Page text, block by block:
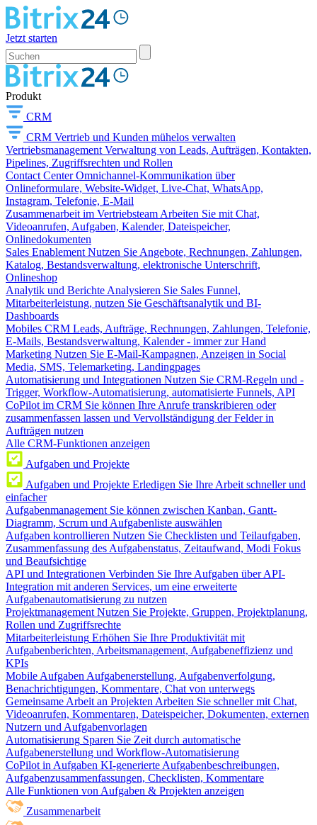
Jetzt starten
Produkt
CRM
CRM Vertrieb und Kunden mühelos verwalten
Vertriebsmanagement Verwaltung von Leads, Aufträgen, Kontakten,
Pipelines, Zugriffsrechten und Rollen
Contact Center Omnichannel-Kommunikation über
Onlineformulare, Website-Widget, Live-Chat, WhatsApp,
Instagram, Telefonie, E-Mail
Zusammenarbeit im Vertriebsteam Arbeiten Sie mit Chat,
Videoanrufen, Aufgaben, Kalender, Dateispeicher,
Onlinedokumenten
Sales Enablement Nutzen Sie Angebote, Rechnungen, Zahlungen,
Katalog, Bestandsverwaltung, elektronische Unterschrift,
Onlineshop
Analytik und Berichte Analysieren Sie Sales Funnel,
Mitarbeiterleistung, nutzen Sie Geschäftsanalytik und BI-
Dashboards
Mobiles CRM Leads, Aufträge, Rechnungen, Zahlungen, Telefonie,
E-Mails, Bestandsverwaltung, Kalender - immer zur Hand
Marketing Nutzen Sie E-Mail-Kampagnen, Anzeigen in Social
Media, SMS, Telemarketing, Landingpages
Automatisierung und Integrationen Nutzen Sie CRM-Regeln und -
Trigger, Workflow-Automatisierung, automatisierte Funnels, API
CoPilot im CRM Sie können Ihre Anrufe transkribieren oder
zusammenfassen lassen und Vervollständigung der Felder in
Aufträgen nutzen
Alle CRM-Funktionen anzeigen
Aufgaben und Projekte
Aufgaben und Projekte Erledigen Sie Ihre Arbeit schneller und
einfacher
Aufgabenmanagement Sie können zwischen Kanban, Gantt-
Diagramm, Scrum und Aufgabenliste auswählen
Aufgaben kontrollieren Nutzen Sie Checklisten und Teilaufgaben,
Zusammenfassung des Aufgabenstatus, Zeitaufwand, Modi Fokus
und Beaufsichtige
API und Integrationen Verbinden Sie Ihre Aufgaben über API-
Integration mit anderen Services, um eine erweiterte
Aufgabenautomatisierung zu nutzen
Projektmanagement Nutzen Sie Projekte, Gruppen, Projektplanung,
Rollen und Zugriffsrechte
Mitarbeiterleistung Erhöhen Sie Ihre Produktivität mit
Aufgabenberichten, Arbeitsmanagement, Aufgabeneffizienz und
KPIs
Mobile Aufgaben Aufgabenerstellung, Aufgabenverfolgung,
Benachrichtigungen, Kommentare, Chat von unterwegs
Gemeinsame Arbeit an Projekten Arbeiten Sie schneller mit Chat,
Videoanrufen, Kommentaren, Dateispeicher, Dokumenten, externen
Nutzern und Aufgabenvorlagen
Automatisierung Sparen Sie Zeit durch automatische
Aufgabenerstellung und Workflow-Automatisierung
CoPilot in Aufgaben KI-generierte Aufgabenbeschreibungen,
Aufgabenzusammenfassungen, Checklisten, Kommentare
Alle Funktionen von Aufgaben & Projekten anzeigen
Zusammenarbeit